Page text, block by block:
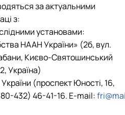
за актуальними
з:
установами:
НААН України» (2б, вул.
Києво-Святошинський
Україна)
(проспект Юності, 16,
432) 46-41-16. E-mail: